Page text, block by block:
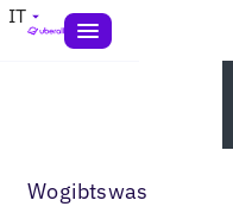
IT
Wogibtswas